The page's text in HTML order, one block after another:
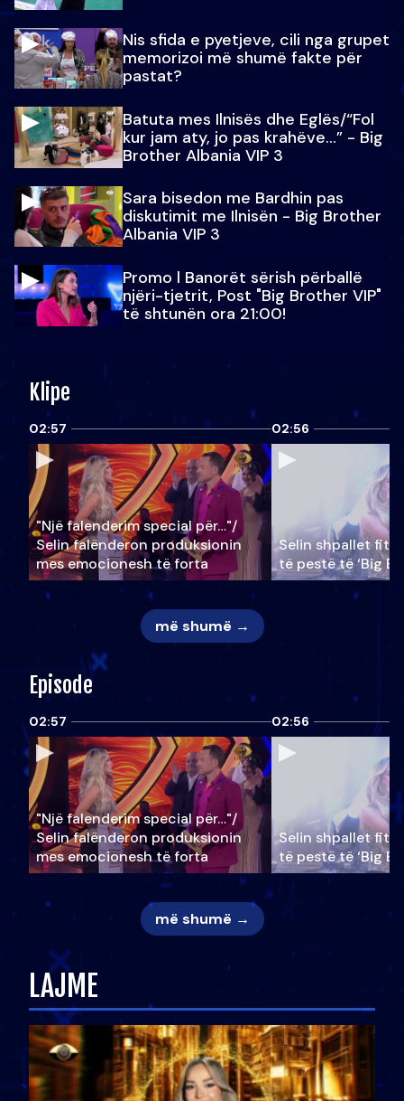
Nis sfida e pyetjeve, cili nga grupet
memorizoi më shumë fakte për
pastat?
Batuta mes Ilnisës dhe Eglës/“Fol
kur jam aty, jo pas krahëve…” - Big
Brother Albania VIP 3
Sara bisedon me Bardhin pas
diskutimit me Ilnisën - Big Brother
Albania VIP 3
Promo l Banorët sërish përballë
njëri-tjetrit, Post "Big Brother VIP"
të shtunën ora 21:00!
Klipe
02:57
"Një falenderim special për…"/
Selin falënderon produksionin
mes emocionesh të forta
02:56
Selin shpallet
të pestë të ‘Big
më shumë →
Episode
02:57
"Një falenderim special për…"/
Selin falënderon produksionin
mes emocionesh të forta
02:56
Selin shpallet
të pestë të ‘Big
më shumë →
LAJME